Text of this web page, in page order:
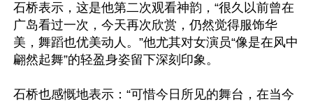
石桥表示，这是他第二次观看神韵，“很久以前曾在
广岛看过一次，今天再次欣赏，仍然觉得服饰华
美，舞蹈也优美动人。”他尤其对女演员“像是在风中
翩然起舞”的轻盈身姿留下深刻印象。
石桥也感慨地表示：“可惜今日所见的舞台，在当今